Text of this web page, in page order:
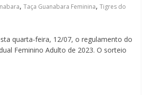
,Taça Guanabara Feminina,Tigres do
quarta-feira, 12/07, o regulamento do
Feminino Adulto de 2023. O sorteio